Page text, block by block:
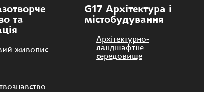
та
живопис
G17 Архітектура і
містобудування
Архітектурно-
ландшафтне
середовище